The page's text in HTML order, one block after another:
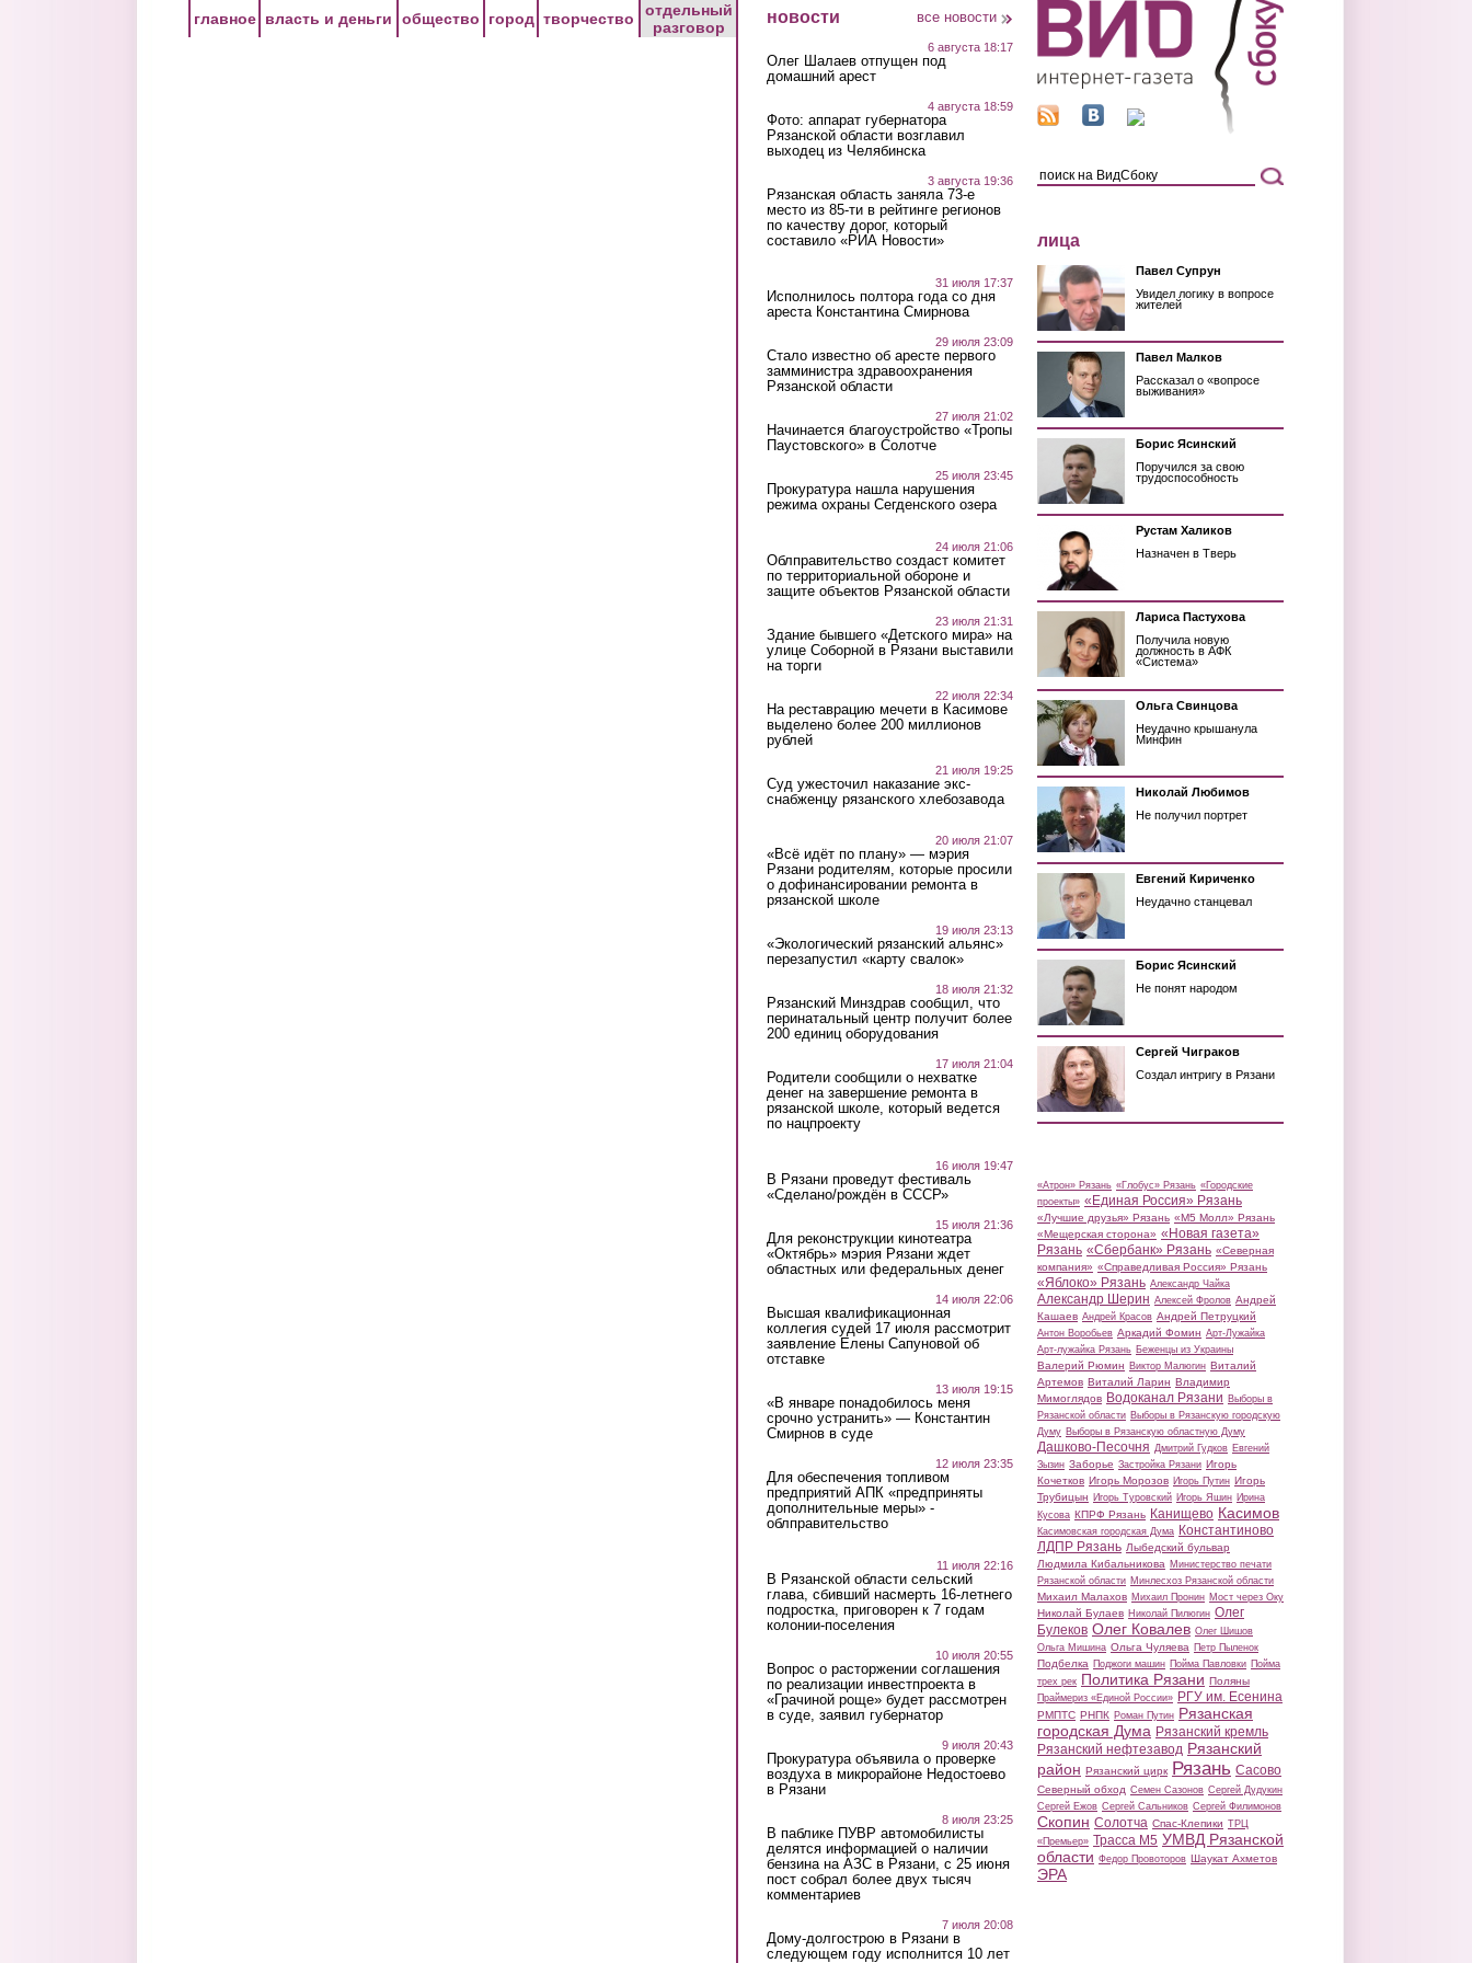
главное власть и деньги общество город творчество
отдельный
разговор
новости все новости
6 августа 18:17
Олег Шалаев отпущен под
домашний арест
4 августа 18:59
Фото: аппарат губернатора
Рязанской области возглавил
выходец из Челябинска
3 августа 19:36
Рязанская область заняла 73-е
место из 85-ти в рейтинге регионов
по качеству дорог, который
составило «РИА Новости»
31 июля 17:37
Исполнилось полтора года со дня
ареста Константина Смирнова
29 июля 23:09
Стало известно об аресте первого
замминистра здравоохранения
Рязанской области
27 июля 21:02
Начинается благоустройство «Тропы
Паустовского» в Солотче
25 июля 23:45
Прокуратура нашла нарушения
режима охраны Сегденского озера
24 июля 21:06
Облправительство создаст комитет
по территориальной обороне и
защите объектов Рязанской области
23 июля 21:31
Здание бывшего «Детского мира» на
улице Соборной в Рязани выставили
на торги
22 июля 22:34
На реставрацию мечети в Касимове
выделено более 200 миллионов
рублей
21 июля 19:25
Суд ужесточил наказание экс-
снабженцу рязанского хлебозавода
20 июля 21:07
«Всё идёт по плану» — мэрия
Рязани родителям, которые просили
о дофинансировании ремонта в
рязанской школе
19 июля 23:13
«Экологический рязанский альянс»
перезапустил «карту свалок»
18 июля 21:32
Рязанский Минздрав сообщил, что
перинатальный центр получит более
200 единиц оборудования
17 июля 21:04
Родители сообщили о нехватке
денег на завершение ремонта в
рязанской школе, который ведется
по нацпроекту
16 июля 19:47
В Рязани проведут фестиваль
«Сделано/рождён в СССР»
15 июля 21:36
Для реконструкции кинотеатра
«Октябрь» мэрия Рязани ждет
областных или федеральных денег
14 июля 22:06
Высшая квалификационная
коллегия судей 17 июля рассмотрит
заявление Елены Сапуновой об
отставке
13 июля 19:15
«В январе понадобилось меня
срочно устранить» — Константин
Смирнов в суде
12 июля 23:35
Для обеспечения топливом
предприятий АПК «предприняты
дополнительные меры» -
облправительство
11 июля 22:16
В Рязанской области сельский
глава, сбивший насмерть 16-летнего
подростка, приговорен к 7 годам
колонии-поселения
10 июля 20:55
Вопрос о расторжении соглашения
по реализации инвестпроекта в
«Грачиной роще» будет рассмотрен
в суде, заявил губернатор
9 июля 20:43
Прокуратура объявила о проверке
воздуха в микрорайоне Недостоево
в Рязани
8 июля 23:25
В паблике ПУВР автомобилисты
делятся информацией о наличии
бензина на АЗС в Рязани, с 25 июня
пост собрал более двух тысяч
комментариев
7 июля 20:08
Дому-долгострою в Рязани в
следующем году исполнится 10 лет
лица
Павел Супрун
Увидел логику в вопросе
жителей
Павел Малков
Рассказал о «вопросе
выживания»
Борис Ясинский
Поручился за свою
трудоспособность
Рустам Халиков
Назначен в Тверь
Лариса Пастухова
Получила новую
должность в АФК
«Система»
Ольга Свинцова
Неудачно крышанула
Минфин
Николай Любимов
Не получил портрет
Евгений Кириченко
Неудачно станцевал
Борис Ясинский
Не понят народом
Сергей Чиграков
Создал интригу в Рязани
«Атрон» Рязань «Глобус» Рязань «Городские
проекты» «Единая Россия» Рязань
«Лучшие друзья» Рязань «М5 Молл» Рязань
«Мещерская сторона» «Новая газета»
Рязань «Сбербанк» Рязань «Северная
компания» «Справедливая Россия» Рязань
«Яблоко» Рязань Александр Чайка
Александр Шерин Алексей Фролов Андрей
Кашаев Андрей Красов Андрей Петруцкий
Антон Воробьев Аркадий Фомин Арт-Лужайка
Арт-лужайка Рязань Беженцы из Украины
Валерий Рюмин Виктор Малюгин Виталий
Артемов Виталий Ларин Владимир
Мимоглядов Водоканал Рязани Выборы в
Рязанской области Выборы в Рязанскую городскую
Думу Выборы в Рязанскую областную Думу
Дашково-Песочня Дмитрий Гудков Евгений
Зызин Заборье Застройка Рязани Игорь
Кочетков Игорь Морозов Игорь Путин Игорь
Трубицын Игорь Туровский Игорь Яшин Ирина
Кусова КПРФ Рязань Канищево Касимов
Касимовская городская Дума Константиново
ЛДПР Рязань Лыбедский бульвар
Людмила Кибальникова Министерство печати
Рязанской области Минлесхоз Рязанской области
Михаил Малахов Михаил Пронин Мост через Оку
Николай Булаев Николай Пилюгин Олег
Булеков Олег Ковалев Олег Шишов
Ольга Мишина Ольга Чуляева Петр Пыленок
Подбелка Поджоги машин Пойма Павловки Пойма
трех рек Политика Рязани Поляны
Праймериз «Единой России» РГУ им. Есенина
РМПТС РНПК Роман Путин Рязанская
городская Дума Рязанский кремль
Рязанский нефтезавод Рязанский
район Рязанский цирк Рязань Сасово
Северный обход Семен Сазонов Сергей Дудукин
Сергей Ежов Сергей Сальников Сергей Филимонов
Скопин Солотча Спас-Клепики ТРЦ
«Премьер» Трасса М5 УМВД Рязанской
области Федор Провоторов Шаукат Ахметов
ЭРА